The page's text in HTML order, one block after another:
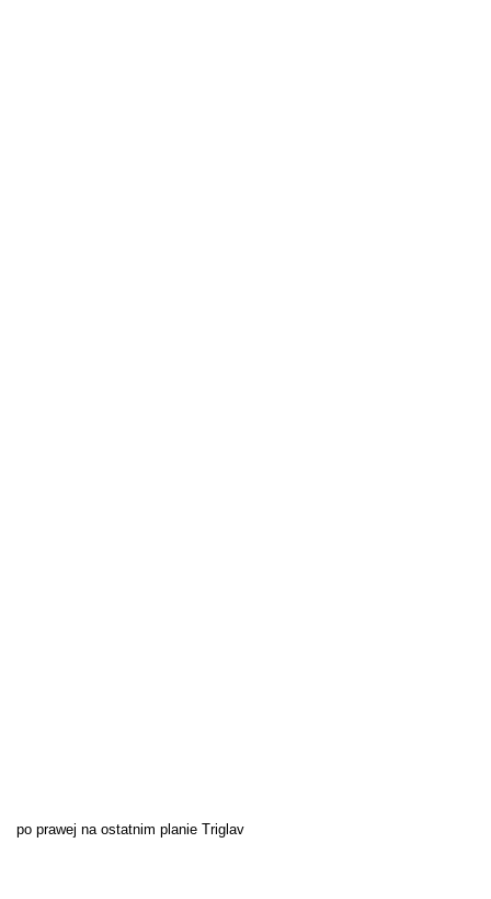
po prawej na ostatnim planie Triglav